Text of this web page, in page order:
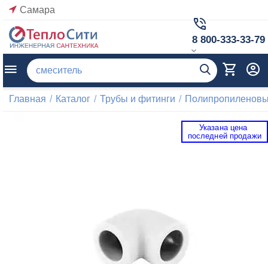
Самара
8 800-333-33-79
Главная / Каталог / Трубы и фитинги /
Указана цена
последней продажи